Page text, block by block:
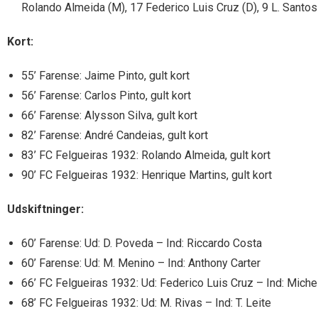
Rolando Almeida (M), 17 Federico Luis Cruz (D), 9 L.
Kort:
55’ Farense: Jaime Pinto, gult kort
56’ Farense: Carlos Pinto, gult kort
66’ Farense: Alysson Silva, gult kort
82’ Farense: André Candeias, gult kort
83’ FC Felgueiras 1932: Rolando Almeida, gult kort
90’ FC Felgueiras 1932: Henrique Martins, gult kort
Udskiftninger:
60’ Farense: Ud: D. Poveda – Ind: Riccardo Costa
60’ Farense: Ud: M. Menino – Ind: Anthony Carter
66’ FC Felgueiras 1932: Ud: Federico Luis Cruz – Ind:
68’ FC Felgueiras 1932: Ud: M. Rivas – Ind: T. Leite